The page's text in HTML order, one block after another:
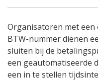
Organisatoren met
BTW-nummer dienen
sluiten bij de
een geautomatiseerde
een in te stellen